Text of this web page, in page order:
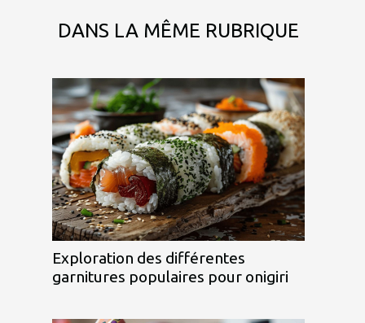
DANS LA MÊME RUBRIQUE
Exploration des différentes
garnitures populaires pour onigiri